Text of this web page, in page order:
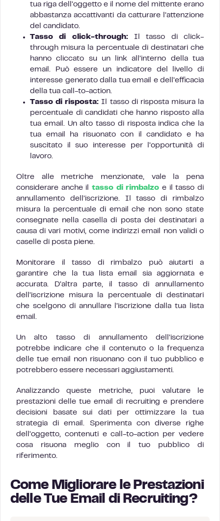
tua riga dell’oggetto e il nome del mittente erano
abbastanza accattivanti da catturare l’attenzione
del candidato.
Tasso di click-through:Il tasso di click-
through misura la percentuale di destinatari che
hanno cliccato su un link all’interno della tua
email. Può essere un indicatore del livello di
interesse generato dalla tua email e dell’efficacia
della tua call-to-action.
Tasso di risposta: Il tasso di risposta misura la
percentuale di candidati che hanno risposto alla
tua email. Un alto tasso di risposta indica che la
tua email ha risuonato con il candidato e ha
suscitato il suo interesse per l’opportunità di
lavoro.
Oltre alle metriche menzionate, vale la pena
considerare anche il tasso di rimbalzo e il tasso di
annullamento dell’iscrizione. Il tasso di rimbalzo
misura la percentuale di email che non sono state
consegnate nella casella di posta dei destinatari a
causa di vari motivi, come indirizzi email non validi o
caselle di posta piene.
Monitorare il tasso di rimbalzo può aiutarti a
garantire che la tua lista email sia aggiornata e
accurata. D’altra parte, il tasso di annullamento
dell’iscrizione misura la percentuale di destinatari
che scelgono di annullare l’iscrizione dalla tua lista
email.
Un alto tasso di annullamento dell’iscrizione
potrebbe indicare che il contenuto o la frequenza
delle tue email non risuonano con il tuo pubblico e
potrebbero essere necessari aggiustamenti.
Analizzando queste metriche, puoi valutare le
prestazioni delle tue email di recruiting e prendere
decisioni basate sui dati per ottimizzare la tua
strategia di email. Sperimenta con diverse righe
dell’oggetto, contenuti e call-to-action per vedere
cosa risuona meglio con il tuo pubblico di
riferimento.
Come Migliorare le Prestazioni
delle Tue Email di Recruiting?